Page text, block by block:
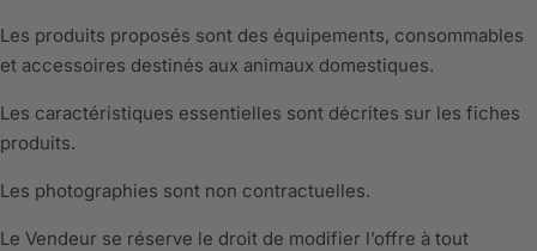
Les produits proposés sont des équipements, consommables
et accessoires destinés aux animaux domestiques.
Les caractéristiques essentielles sont décrites sur les fiches
produits.
Les photographies sont non contractuelles.
Le Vendeur se réserve le droit de modifier l’offre à tout